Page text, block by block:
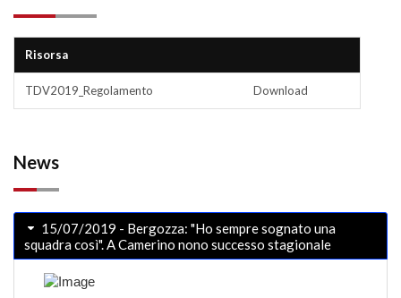
Risorsa
TDV2019_Regolamento Download
News
15/07/2019 - Bergozza: "Ho sempre sognato una
squadra così". A Camerino nono successo stagionale